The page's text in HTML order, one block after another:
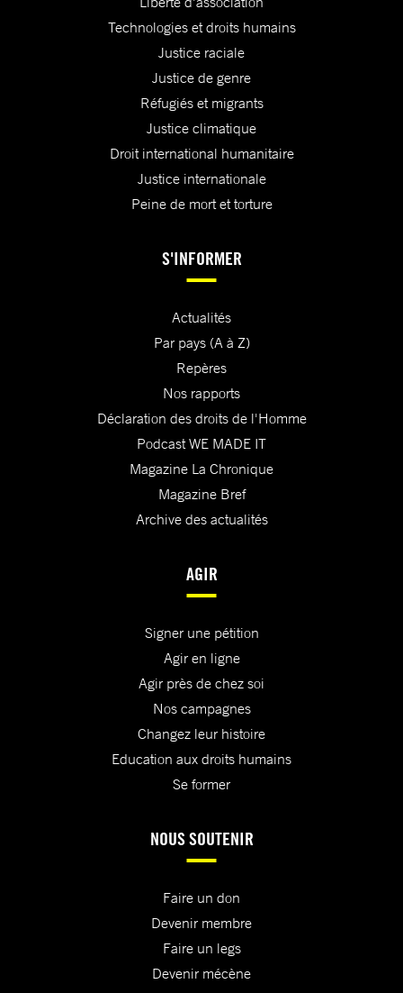
Technologies et droits humains
Justice raciale
Justice de genre
Réfugiés et migrants
Justice climatique
Droit international humanitaire
Justice internationale
Peine de mort et torture
S'INFORMER
Actualités
Par pays (A à Z)
Repères
Nos rapports
Déclaration des droits de l'Homme
Podcast WE MADE IT
Magazine La Chronique
Magazine Bref
Archive des actualités
AGIR
Signer une pétition
Agir en ligne
Agir près de chez soi
Nos campagnes
Changez leur histoire
Education aux droits humains
Se former
NOUS SOUTENIR
Faire un don
Devenir membre
Faire un legs
Devenir mécène